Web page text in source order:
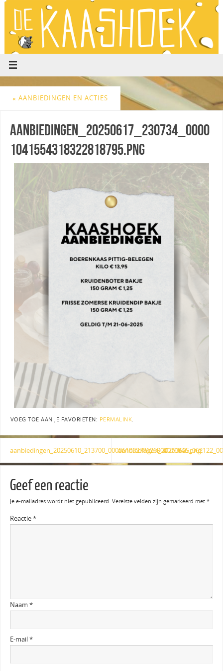
« AANBIEDINGEN EN ACTIES
aanbiedingen_20250617_230734_0000
1041554318322818795.png
VOEG TOE AAN JE FAVORIETEN: PERMALINK.
aanbiedingen_20250610_213700_00006103278626900070846.png
Geef een reactie
Je e-mailadres wordt niet gepubliceerd. Vereiste velden zijn gemarkeerd met *
Reactie*
Naam *
E-mail*